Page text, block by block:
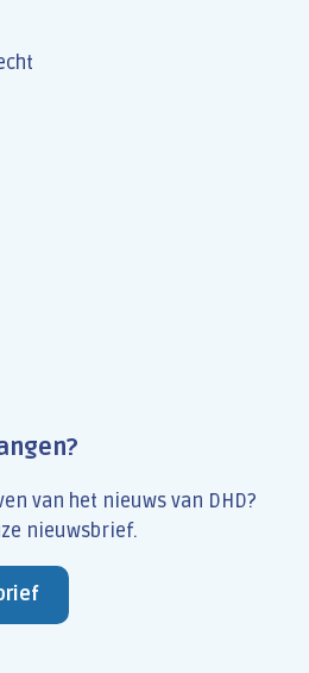
van het nieuws van DHD?
nieuwsbrief.